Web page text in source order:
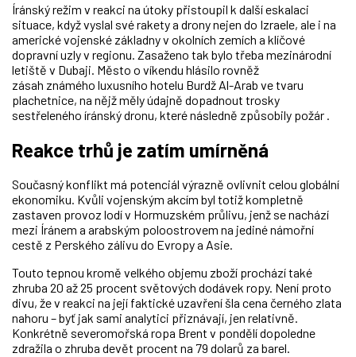
Íránský režim v reakci na útoky přistoupil k další eskalaci
situace, když vyslal své rakety a drony nejen do Izraele, ale i na
americké vojenské základny v okolních zemích a klíčové
dopravní uzly v regionu. Zasaženo tak bylo třeba mezinárodní
letiště v Dubaji. Město o víkendu hlásilo rovněž
zásah známého luxusního hotelu Burdž Al-Arab ve tvaru
plachetnice, na nějž měly údajně dopadnout trosky
sestřeleného íránský dronu, které následně způsobily požár .
Reakce trhů je zatím umírněná
Současný konflikt má potenciál výrazně ovlivnit celou globální
ekonomiku. Kvůli vojenským akcím byl totiž kompletně
zastaven provoz lodí v Hormuzském průlivu, jenž se nachází
mezi Íránem a arabským poloostrovem na jediné námořní
cestě z Perského zálivu do Evropy a Asie.
Touto tepnou kromě velkého objemu zboží prochází také
zhruba 20 až 25 procent světových dodávek ropy. Není proto
divu, že v reakci na její faktické uzavření šla cena černého zlata
nahoru – byť jak sami analytici přiznávají, jen relativně.
Konkrétně severomořská ropa Brent v pondělí dopoledne
zdražila o zhruba devět procent na 79 dolarů za barel.